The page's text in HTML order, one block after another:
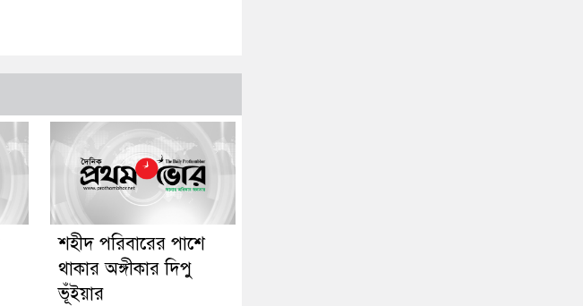
শহীদ পরিবারের পাশে
থাকার অঙ্গীকার দিপু
ভূঁইয়ার